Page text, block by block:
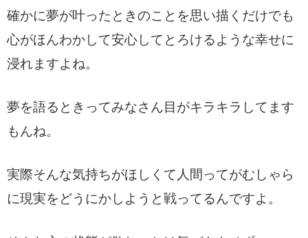
確かに夢が叶ったときのことを思い描くだけでも
心がほんわかして安心してとろけるような幸せに
浸れますよね。
夢を語るときってみなさん目がキラキラしてます
もんね。
実際そんな気持ちがほしくて人間ってがむしゃら
に現実をどうにかしようと戦ってるんですよ。